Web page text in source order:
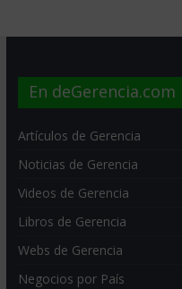
En deGerencia.com
Artículos de Gerencia
Noticias de Gerencia
Videos de Gerencia
Libros de Gerencia
Webs de Gerencia
Negocios por País